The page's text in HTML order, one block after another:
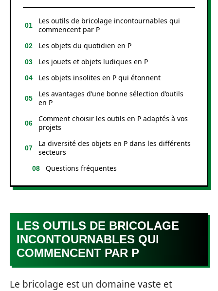
Les outils de bricolage incontournables qui
commencent par P
Les objets du quotidien en P
Les jouets et objets ludiques en P
Les objets insolites en P qui étonnent
Les avantages d’une bonne sélection d’outils
en P
Comment choisir les outils en P adaptés à vos
projets
La diversité des objets en P dans les différents
secteurs
Questions fréquentes
LES OUTILS DE BRICOLAGE
INCONTOURNABLES QUI
COMMENCENT PAR P
Le bricolage est un domaine vaste et